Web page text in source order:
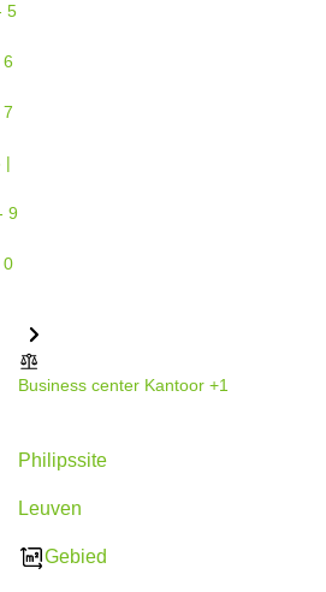
Business center Kantoor +1
Philipssite
Leuven
Gebied